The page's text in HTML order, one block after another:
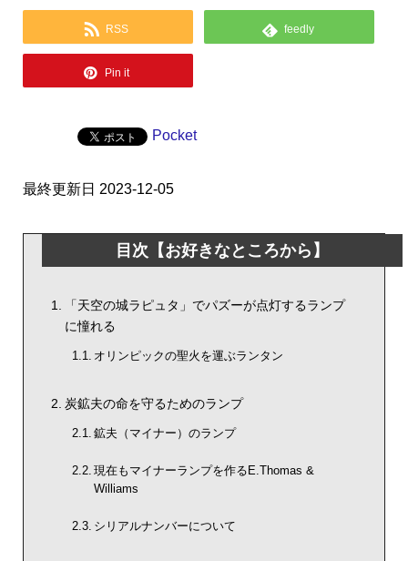
RSS feedly
Pin it
Pocket
最終更新日 2023-12-05
目次【お好きなところから】
「天空の城ラピュタ」でパズーが点灯するランプ
に憧れる
オリンピックの聖火を運ぶランタン
炭鉱夫の命を守るためのランプ
鉱夫（マイナー）のランプ
現在もマイナーランプを作るE.Thomas &
Williams
シリアルナンバーについて